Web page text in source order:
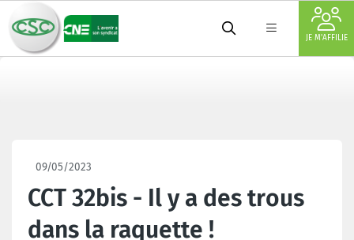
JE M'AFFILIE
09/05/2023
CCT 32bis - Il y a des trous
dans la raquette !